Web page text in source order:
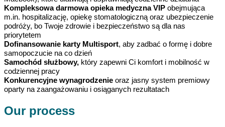
Kompleksowa darmowa opieka medyczna VIP obejmująca
m.in. hospitalizację, opiekę stomatologiczną oraz ubezpieczenie
podróży, bo Twoje zdrowie i bezpieczeństwo są dla nas
priorytetem
Dofinansowanie karty Multisport, aby zadbać o formę i dobre
samopoczucie na co dzień
Samochód służbowy, który zapewni Ci komfort i mobilność w
codziennej pracy
Konkurencyjne wynagrodzenie oraz jasny system premiowy
oparty na zaangażowaniu i osiąganych rezultatach
Our process